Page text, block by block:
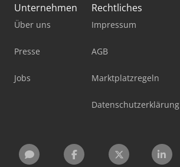
Unternehmen
Über uns
Presse
Jobs
Rechtliches
Impressum
AGB
Marktplatzregeln
Datenschutzerklärung